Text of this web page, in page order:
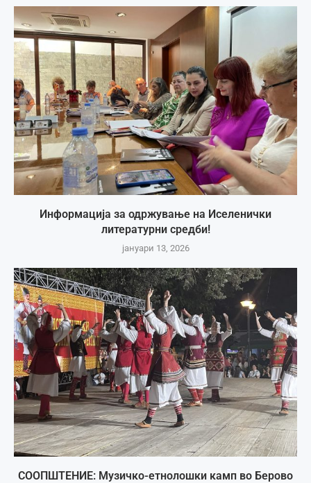
Информација за одржување на Иселенички
литературни средби!
јануари 13, 2026
СООПШТЕНИЕ: Музичко-етнолошки камп во Берово